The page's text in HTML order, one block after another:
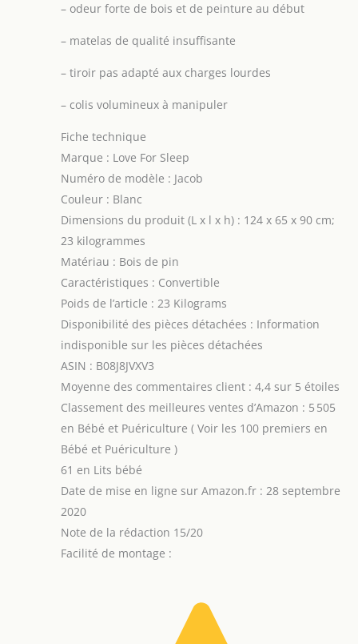
– odeur forte de bois et de peinture au début
– matelas de qualité insuffisante
– tiroir pas adapté aux charges lourdes
– colis volumineux à manipuler
Fiche technique
Marque : Love For Sleep
Numéro de modèle : Jacob
Couleur : Blanc
Dimensions du produit (L x l x h) : 124 x 65 x 90 cm;
23 kilogrammes
Matériau : Bois de pin
Caractéristiques : Convertible
Poids de l’article : 23 Kilograms
Disponibilité des pièces détachées : Information
indisponible sur les pièces détachées
ASIN : B08J8JVXV3
Moyenne des commentaires client : 4,4 sur 5 étoiles
Classement des meilleures ventes d’Amazon : 5 505
en Bébé et Puériculture ( Voir les 100 premiers en
Bébé et Puériculture )
61 en Lits bébé
Date de mise en ligne sur Amazon.fr : 28 septembre
2020
Note de la rédaction 15/20
Facilité de montage :